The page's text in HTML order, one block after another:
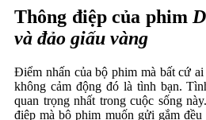
Thông điệp của phim
và đảo giấu vàng
Điểm nhấn của bộ phim mà bất cứ
không cảm động đó là tình bạn.
quan trọng nhất trong cuộc sống
điệp mà bộ phim muốn gửi gắm